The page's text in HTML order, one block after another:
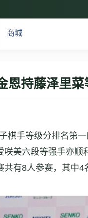
商城
恩持藤泽里
棋手等级分排名第
美六段等强手亦顺
有8人参赛，其中